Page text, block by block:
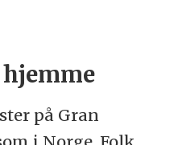
på Gran